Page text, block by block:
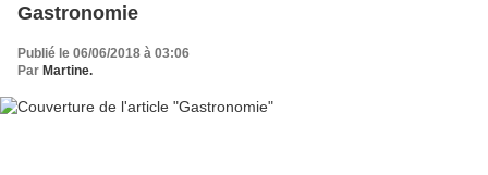
Gastronomie
Publié le 06/06/2018 à 03:06
Par Martine.